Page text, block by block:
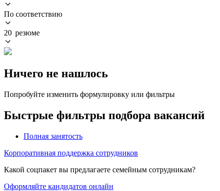
По соответствию
20 резюме
Ничего не нашлось
Попробуйте изменить формулировку или фильтры
Быстрые фильтры подбора вакансий
Полная занятость
Корпоративная поддержка сотрудников
Какой соцпакет вы предлагаете семейным сотрудникам?
Оформляйте кандидатов онлайн